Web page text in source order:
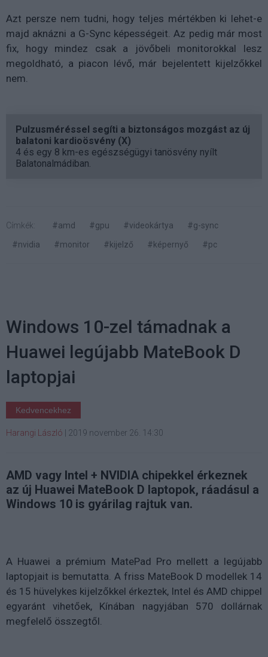
Azt persze nem tudni, hogy teljes mértékben ki lehet-e
majd aknázni a G-Sync képességeit. Az pedig már most
fix, hogy mindez csak a jövőbeli monitorokkal lesz
megoldható, a piacon lévő, már bejelentett kijelzőkkel
nem.
Pulzusméréssel segíti a biztonságos mozgást az új
balatoni kardioösvény (X)
4 és egy 8 km-es egészségügyi tanösvény nyílt
Balatonalmádiban.
Címkék: #amd #gpu #videokártya
#g-sync
#nvidia
#monitor #kijelző #képernyő #pc
Windows 10-zel támadnak a
Huawei legújabb MateBook D
laptopjai
Kedvencekhez
Harangi László | 2019 november 26. 14:30
AMD vagy Intel + NVIDIA chipekkel érkeznek
az új Huawei MateBook D laptopok, ráadásul a
Windows 10 is gyárilag rajtuk van.
A Huawei a prémium MatePad Pro mellett a legújabb
laptopjait is bemutatta. A friss MateBook D modellek 14
és 15 hüvelykes kijelzőkkel érkeztek, Intel és AMD chippel
egyaránt vihetőek, Kínában nagyjában 570 dollárnak
megfelelő összegtől.